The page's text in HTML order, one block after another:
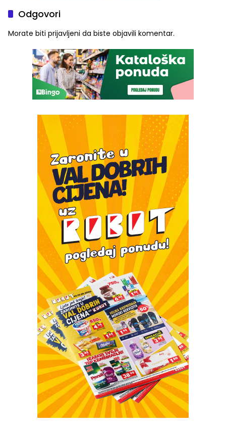
Odgovori
Morate biti prijavljeni da biste objavili komentar.